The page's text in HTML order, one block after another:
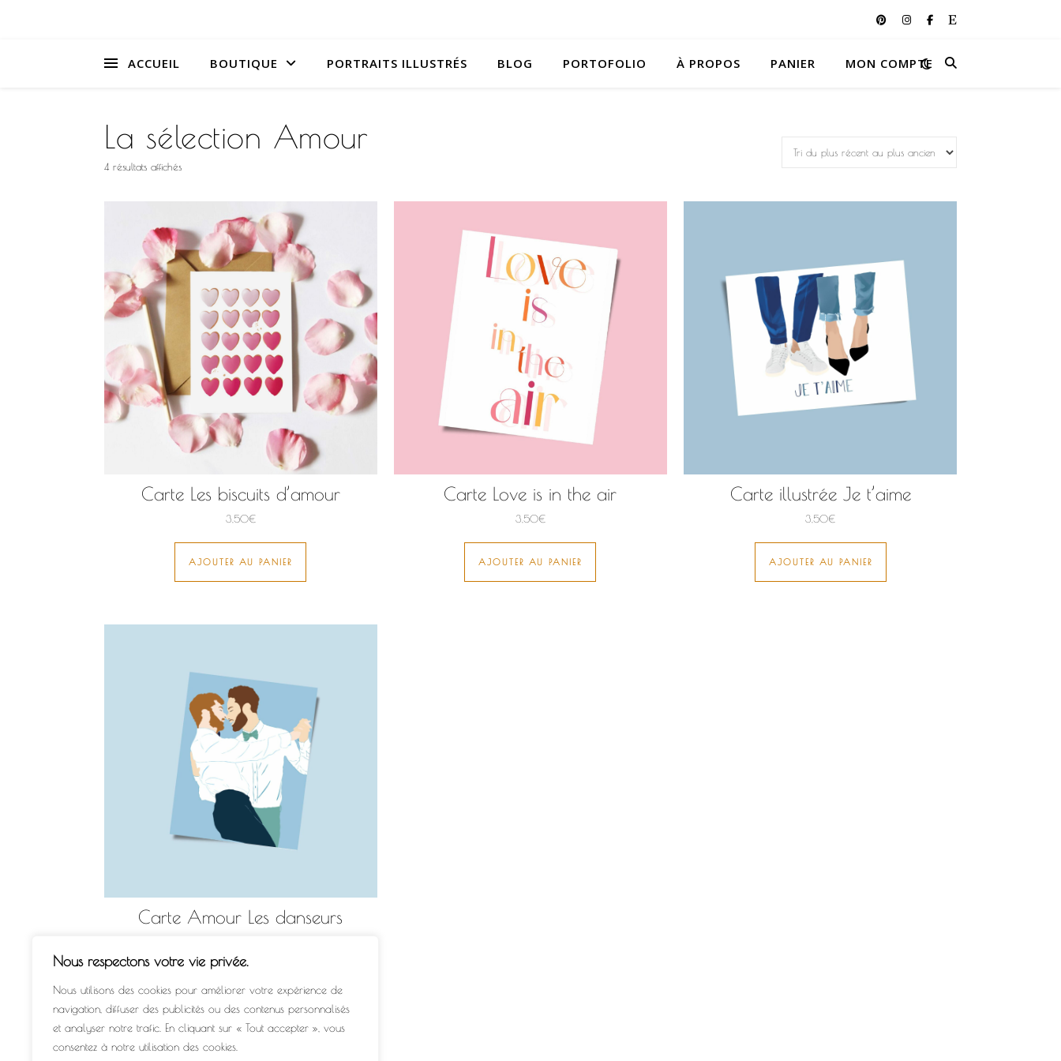
Nous respectons votre vie privée.
Nous utilisons des cookies pour améliorer votre expérience de
navigation, diffuser des publicités ou des contenus personnalisés
et analyser notre trafic. En cliquant sur « Tout accepter », vous
consentez à notre utilisation des cookies.
ACCUEIL BOUTIQUE PORTRAITS ILLUSTRÉS BLOG PORTOFOLIO À PROPOS PANIER MON COMPTE
La sélection Amour
4 résultats affichésTrié du plus récent au plus ancien
Carte Les biscuits d’amour
3,50€
AJOUTER AU PANIER
Carte Love is in the air
3,50€
AJOUTER AU PANIER
Carte illustrée Je t’aime
3,50€
AJOUTER AU PANIER
Carte Amour Les danseurs
AJOUTER AU PANIER